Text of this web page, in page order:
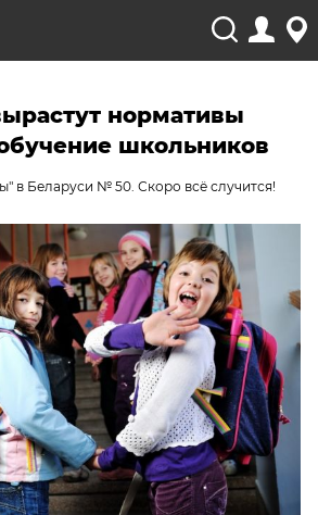
нормативы
школьников
в Беларуси № 50. Скоро всё случится!